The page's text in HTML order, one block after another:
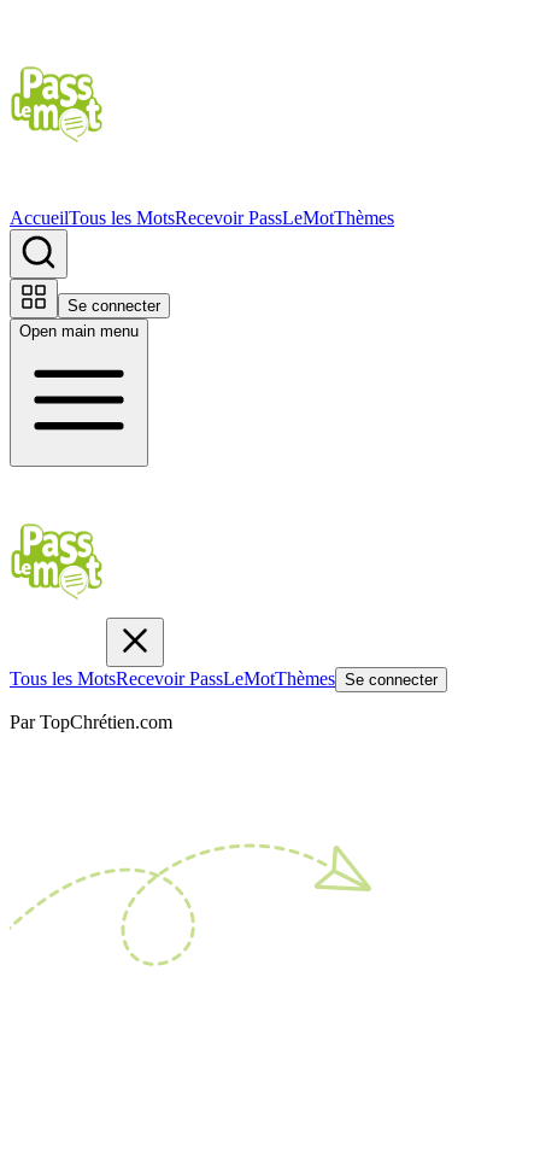
AccueilTous les MotsRecevoir PassLeMotThèmes
Se connecter
Open main menu
Tous les MotsRecevoir PassLeMotThèmes Se connecter
Par TopChrétien.com